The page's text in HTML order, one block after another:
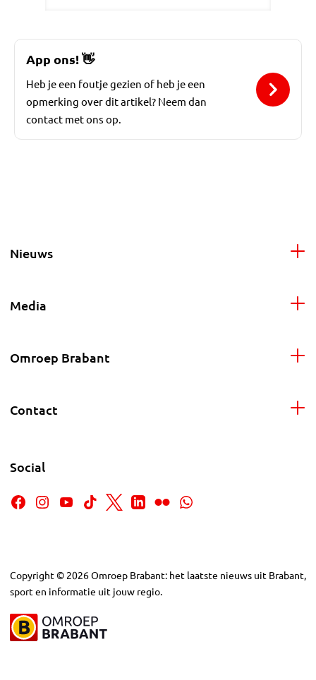
App ons!👋
Heb je een foutje gezien of heb je een
opmerking over dit artikel? Neem dan
contact met ons op.
Nieuws
Media
Omroep Brabant
Contact
Social
Copyright © 2026Omroep Brabant: het laatste nieuws uit Brabant,
sport en informatie uit jouw regio.